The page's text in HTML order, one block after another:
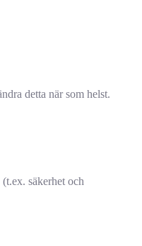
detta när som helst.
säkerhet och